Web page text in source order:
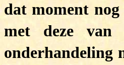
dat moment
met deze van
onderhandeling